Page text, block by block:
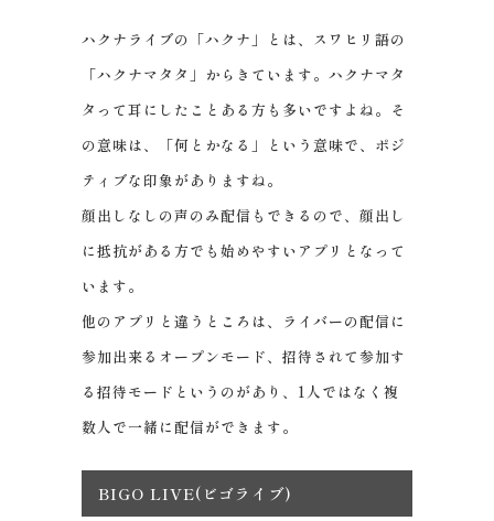
ハクナライブの「ハクナ」とは、スワヒリ語の
「ハクナマタタ」からきています。ハクナマタ
タって耳にしたことある方も多いですよね。そ
の意味は、「何とかなる」という意味で、ポジ
ティブな印象がありますね。
顔出しなしの声のみ配信もできるので、顔出し
に抵抗がある方でも始めやすいアプリとなって
います。
他のアプリと違うところは、ライバーの配信に
参加出来るオープンモード、招待されて参加す
る招待モードというのがあり、1人ではなく複
数人で一緒に配信ができます。
BIGO LIVE(ビゴライブ)